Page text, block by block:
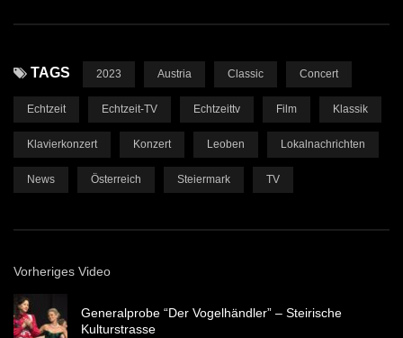
TAGS 2023 Austria Classic Concert
Echtzeit Echtzeit-TV Echtzeittv Film Klassik
Klavierkonzert Konzert Leoben Lokalnachrichten
News Österreich Steiermark TV
Vorheriges Video
Generalprobe “Der Vogelhändler” – Steirische
Kulturstrasse